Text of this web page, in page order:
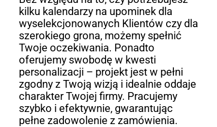
kilku kalendarzy na upominek dla
wyselekcjonowanych Klientów czy dla
szerokiego grona, możemy spełnić
Twoje oczekiwania. Ponadto
oferujemy swobodę w kwesti
personalizacji – projekt jest w pełni
zgodny z Twoją wizją i idealnie oddaje
charakter Twojej firmy. Pracujemy
szybko i efektywnie, gwarantując
pełne zadowolenie z zamówienia.